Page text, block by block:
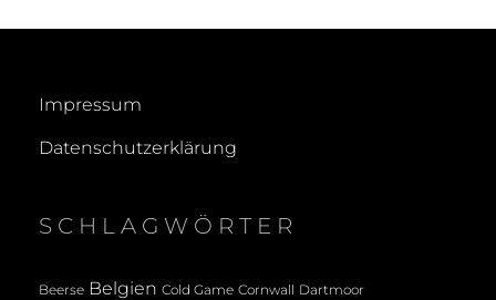
Impressum
Datenschutzerklärung
SCHLAGWÖRTER
Beerse Belgien Cold Game Cornwall Dartmoor